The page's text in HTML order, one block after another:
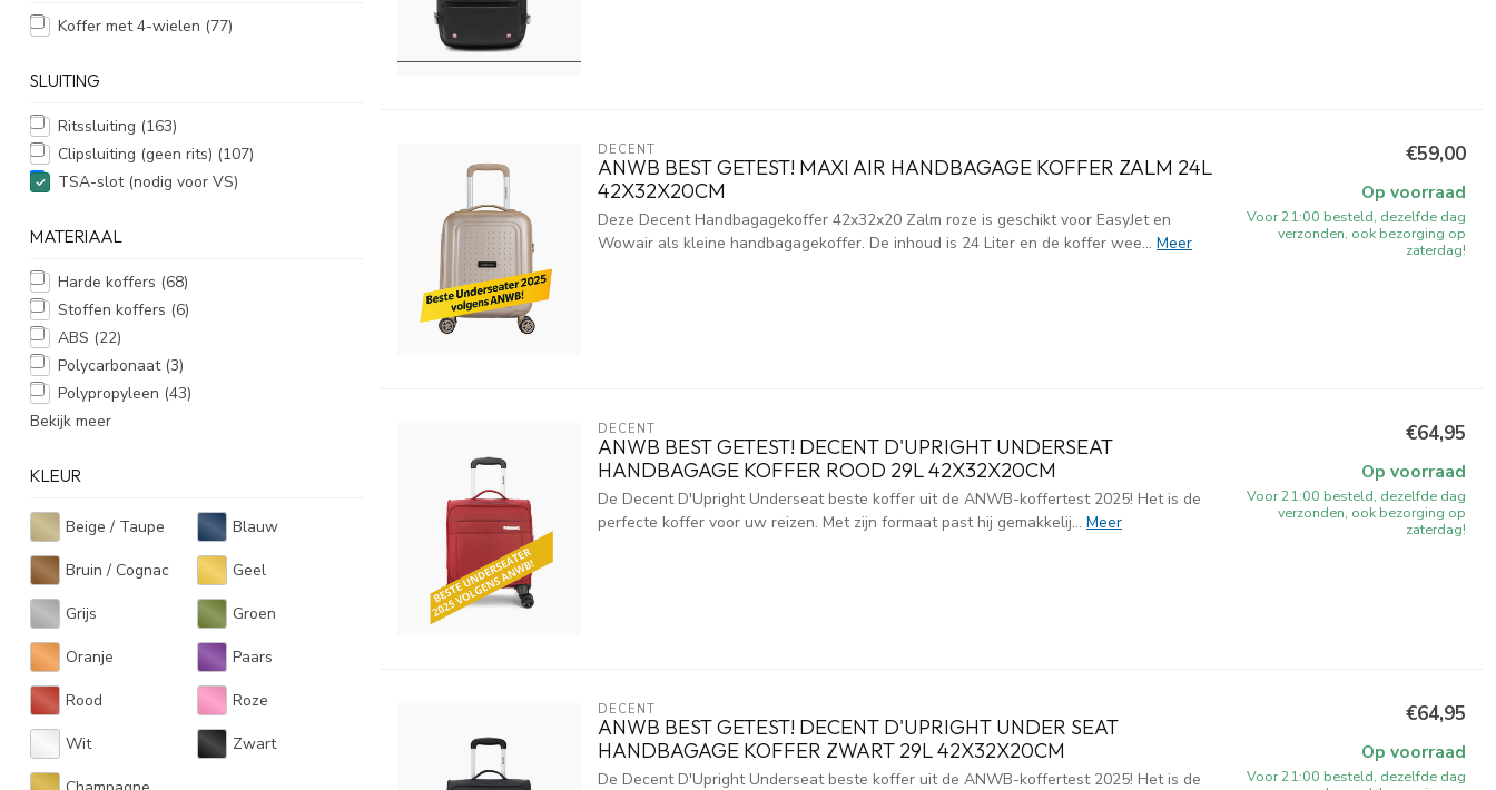
Koffer met 4-wielen (77)
SLUITING
Ritssluiting (163)
Clipsluiting (geen rits) (107)
TSA-slot (nodig voor VS)
MATERIAAL
Harde koffers (68)
Stoffen koffers (6)
ABS (22)
Polycarbonaat (3)
Polypropyleen (43)
Bekijk meer
KLEUR
Beige / Taupe Blauw
Bruin / Cognac Geel
Grijs Groen
Oranje Paars
Rood Roze
Wit Zwart
DECENT
ANWB BEST GETEST! MAXI AIR HANDBAGAGE KOFFER ZALM 24L
42X32X20CM
Deze Decent Handbagagekoffer 42x32x20 Zalm roze is geschikt voor EasyJet en
Wowair als kleine handbagagekoffer. De inhoud is 24 Liter en de koffer wee... Meer
€59,00
Op voorraad
Voor 21:00 besteld, dezelfde dag
verzonden, ook bezorging op
zaterdag!
DECENT
ANWB BEST GETEST! DECENT D'UPRIGHT UNDERSEAT
HANDBAGAGE KOFFER ROOD 29L 42X32X20CM
De Decent D'Upright Underseat beste koffer uit de ANWB-koffertest 2025! Het is de
perfecte koffer voor uw reizen. Met zijn formaat past hij gemakkelij... Meer
€64,95
Op voorraad
Voor 21:00 besteld, dezelfde dag
verzonden, ook bezorging op
zaterdag!
DECENT
ANWB BEST GETEST! DECENT D'UPRIGHT UNDER SEAT
HANDBAGAGE KOFFER ZWART 29L 42X32X20CM
De Decent D'Upright Underseat beste koffer uit de ANWB-koffertest 2025! Het is de
€64,95
Op voorraad
Voor 21:00 besteld, dezelfde dag